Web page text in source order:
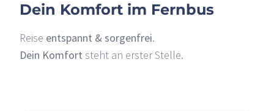
Dein Komfort im Fernbus
Reise entspannt & sorgenfrei.
Dein Komfort steht an erster Stelle.